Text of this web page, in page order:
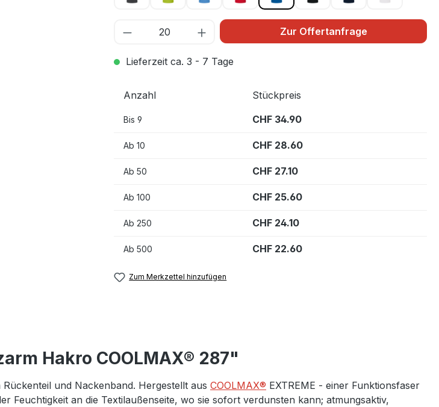
Zur Offertanfrage
Lieferzeit ca. 3 - 7 Tage
Anzahl Stückpreis
Bis 9 CHF 34.90
Ab 10 CHF 28.60
Ab 50 CHF 27.10
Ab 100 CHF 25.60
Ab 250 CHF 24.10
Ab 500 CHF 22.60
Zum Merkzettel hinzufügen
Hakro COOLMAX® 287"
und Nackenband. Hergestellt aus COOLMAX® EXTREME - einer Funktionsfaser
an die Textilaußenseite, wo sie sofort verdunsten kann; atmungsaktiv,